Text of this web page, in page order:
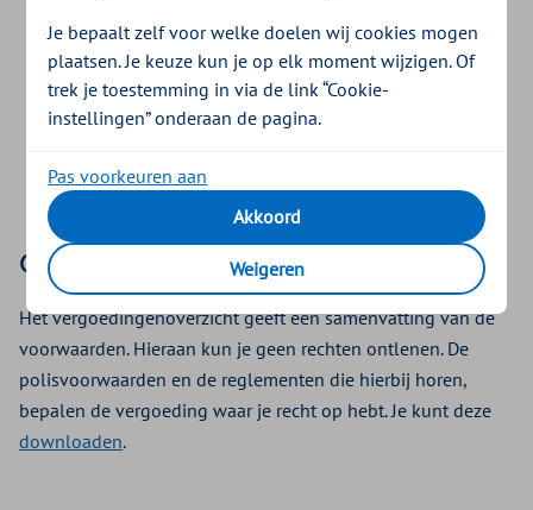
Op het Gezonder Leven platform én op het Gezond
Ondernemen Platform zie je de omschrijving van de
producten en zorgsoorten zoals deze worden
niet verantwoordelijk voor de inhoud.
Online vergoedingenoverzicht
Het vergoedingenoverzicht geeft een samenvatting van de
voorwaarden. Hieraan kun je geen rechten ontlenen. De
polisvoorwaarden en de reglementen die hierbij horen,
bepalen de vergoeding waar je recht op hebt. Je kunt deze
downloaden.
Je bepaalt zelf voor welke doelen wij cookies mogen
plaatsen. Je keuze kun je op elk moment wijzigen. Of
trek je toestemming in via de link “Cookie-
instellingen” onderaan de pagina.
Pas voorkeuren aan
Akkoord
Weigeren